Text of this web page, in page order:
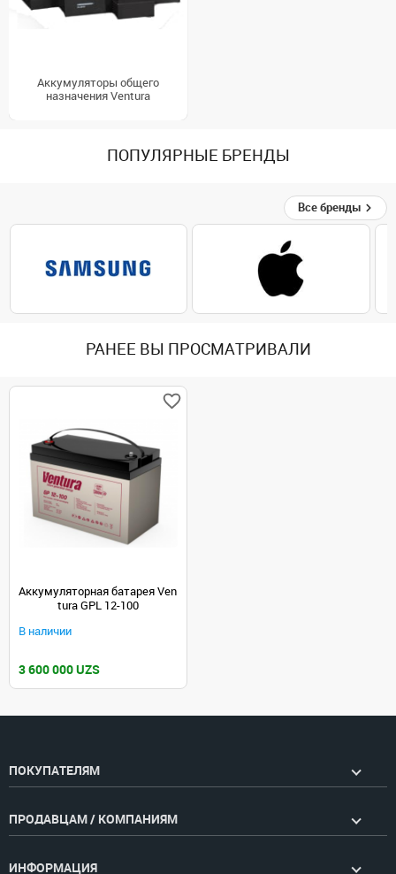
Аккумуляторы общего
назначения Ventura
ПОПУЛЯРНЫЕ БРЕНДЫ
Все бренды
РАНЕЕ ВЫ ПРОСМАТРИВАЛИ
Аккумуляторная батарея Ven
tura GPL 12-100
В наличии
3 600 000 UZS
ПОКУПАТЕЛЯМ
ПРОДАВЦАМ / КОМПАНИЯМ
ИНФОРМАЦИЯ